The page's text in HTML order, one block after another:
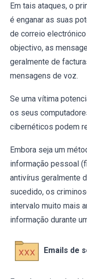
Em tais ataques, o
é enganar as suas
de correio
objectivo, as
geralmente de
mensagens de voz.
Se uma vítima
os seus
cibernéticos podem
Embora seja um
informação pessoal
antivírus geralmente
sucedido, os
intervalo muito mais
informação durante
Emails de